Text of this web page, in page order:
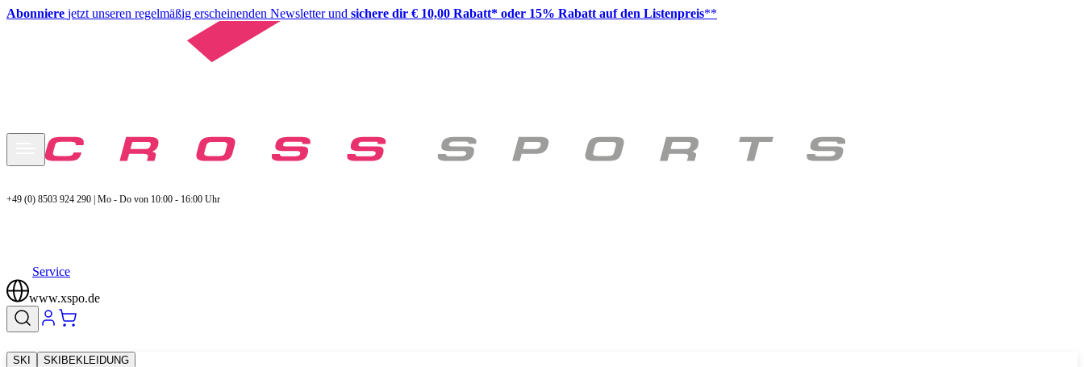
Abonniere jetzt unseren regelmäßig erscheinenden Newsletter und sichere dir € 10,00 Rabatt* oder 15% Rabatt auf den Listenpreis**
+49 (0) 8503 924 290 | Mo - Do von 10:00 - 16:00 Uhr
Service
www.xspo.de
SKI SKIBEKLEIDUNG